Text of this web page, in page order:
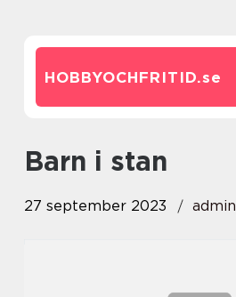
HOBBYOCHFRITID.se
barn i stan
27 september 2023 admin